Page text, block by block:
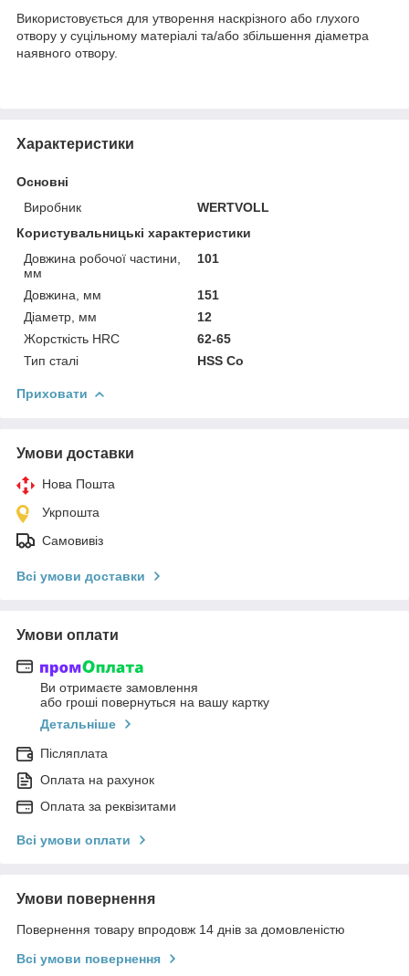
Використовується для утворення наскрізного або глухого
отвору у суцільному матеріалі та/або збільшення діаметра
наявного отвору.
Характеристики
Основні
Виробник
WERTVOLL
Користувальницькі характеристики
Довжина робочої частини,
мм
101
Довжина, мм
151
Діаметр, мм
12
Жорсткість HRC
62-65
Тип сталі
HSS Co
Приховати
Умови доставки
Нова Пошта
Укрпошта
Самовивіз
Всі умови доставки
Умови оплати
Ви отримаєте замовлення
або гроші повернуться на вашу картку
Детальніше
Післяплата
Оплата на рахунок
Оплата за реквізитами
Всі умови оплати
Умови повернення
Повернення товару впродовж 14 днів за домовленістю
Всі умови повернення